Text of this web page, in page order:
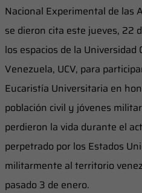
Nacional Experimental de las
se dieron cita este jueves, 22
los espacios de la Universidad
Venezuela, UCV, para
Eucaristía Universitaria en
población civil y jóvenes
perdieron la vida durante el
perpetrado por los Estados
militarmente al territorio
pasado 3 de enero.